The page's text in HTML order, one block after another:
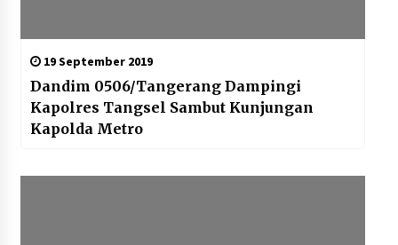
19 September 2019
Dandim 0506/Tangerang Dampingi
Kapolres Tangsel Sambut Kunjungan
Kapolda Metro